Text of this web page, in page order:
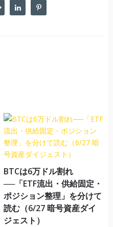
BTCは6万ドル割れ
──「ETF流出・供給固定・
ポジション整理」を分けて
読む（6/27 暗号資産ダイ
ジェスト）